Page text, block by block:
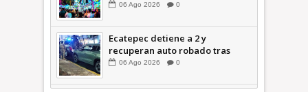
06 Ago 2026 0
Ecatepec detiene a 2 y
recuperan auto robado tras
operativo con Tecámac +Video
06 Ago 2026 0